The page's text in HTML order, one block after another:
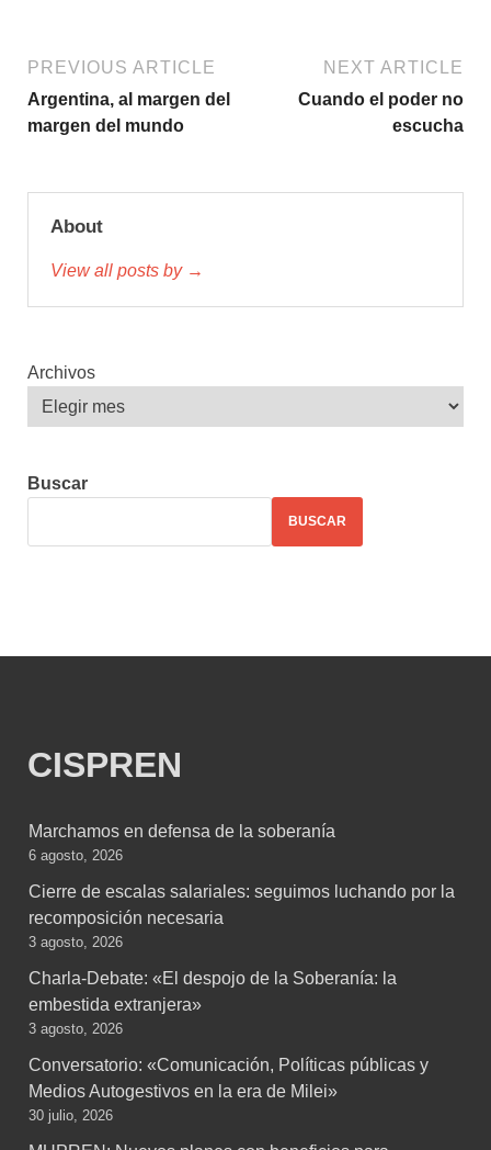
PREVIOUS ARTICLE
Argentina, al margen del
margen del mundo
NEXT ARTICLE
Cuando el poder no
escucha
About
View all posts by →
Archivos
Buscar
BUSCAR
CISPREN
Marchamos en defensa de la soberanía
6 agosto, 2026
Cierre de escalas salariales: seguimos luchando por la
recomposición necesaria
3 agosto, 2026
Charla-Debate: «El despojo de la Soberanía: la
embestida extranjera»
3 agosto, 2026
Conversatorio: «Comunicación, Políticas públicas y
Medios Autogestivos en la era de Milei»
30 julio, 2026